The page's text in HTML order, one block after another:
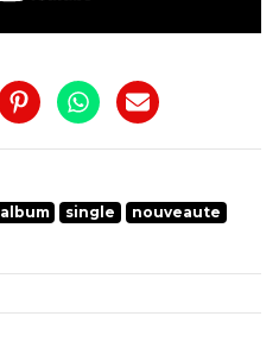
album single
nouveaute